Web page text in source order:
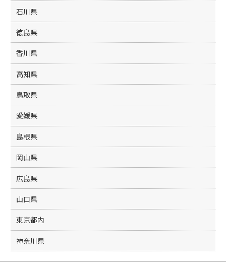
石川県
徳島県
香川県
高知県
鳥取県
愛媛県
島根県
岡山県
広島県
山口県
東京都内
神奈川県